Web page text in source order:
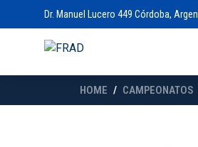
Dr. Manuel Lucero 449 Córdoba,
HOME CAMPEONATOS